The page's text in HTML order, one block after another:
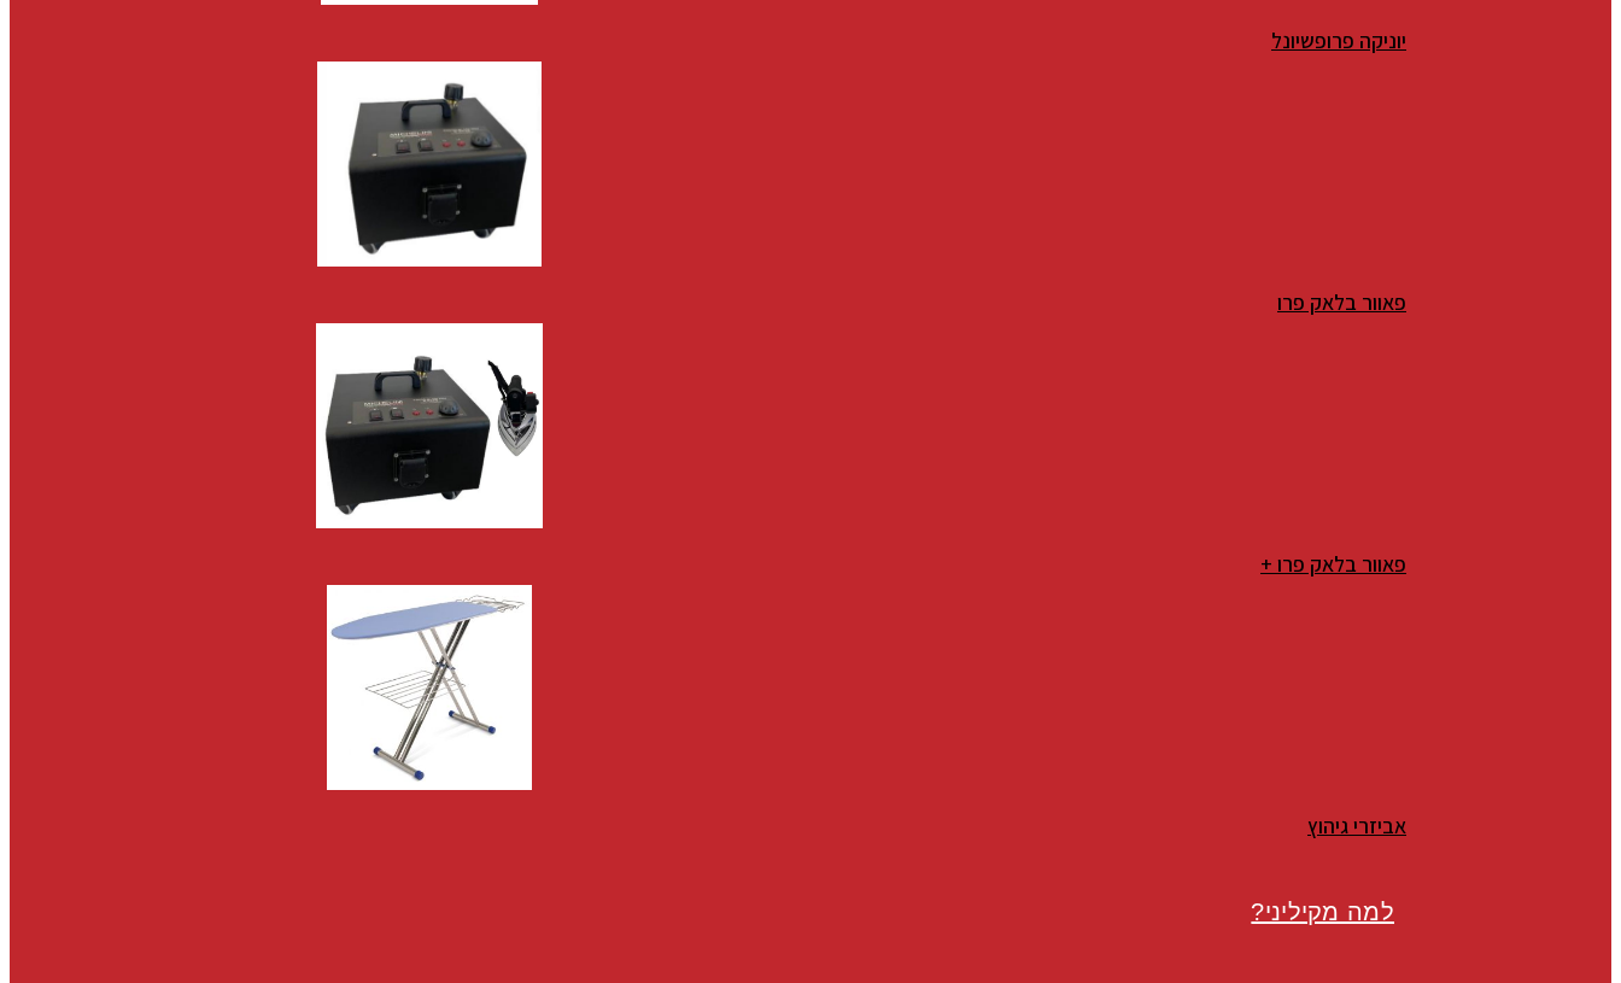
יוניקה פרופשיונל
פאוור בלאק פרו
פאוור בלאק פרו +
אביזרי גיהוץ
למה מקיליני?